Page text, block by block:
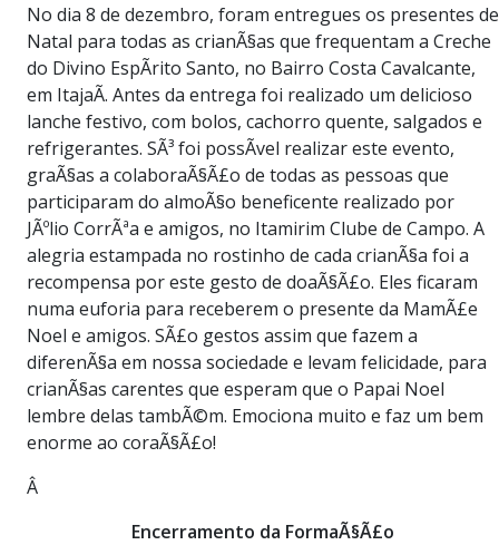
No dia 8 de dezembro, foram entregues os presentes de
Natal para todas as crianÃ§as que frequentam a Creche
do Divino EspÃ­rito Santo, no Bairro Costa Cavalcante,
em ItajaÃ­. Antes da entrega foi realizado um delicioso
lanche festivo, com bolos, cachorro quente, salgados e
refrigerantes. SÃ³ foi possÃ­vel realizar este evento,
graÃ§as a colaboraÃ§Ã£o de todas as pessoas que
participaram do almoÃ§o beneficente realizado por
JÃºlio CorrÃªa e amigos, no Itamirim Clube de Campo. A
alegria estampada no rostinho de cada crianÃ§a foi a
recompensa por este gesto de doaÃ§Ã£o. Eles ficaram
numa euforia para receberem o presente da MamÃ£e
Noel e amigos. SÃ£o gestos assim que fazem a
diferenÃ§a em nossa sociedade e levam felicidade, para
crianÃ§as carentes que esperam que o Papai Noel
lembre delas tambÃ©m. Emociona muito e faz um bem
enorme ao coraÃ§Ã£o!
Â
Encerramento da FormaÃ§Ã£o